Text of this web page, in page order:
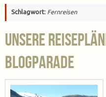
Schlagwort: Fernreisen
Unsere
Blogparade